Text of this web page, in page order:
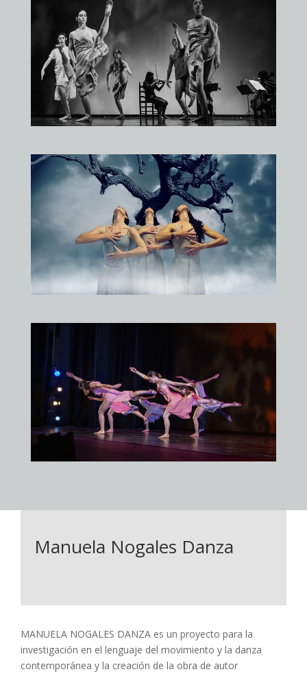
Manuela Nogales Danza
MANUELA NOGALES DANZA es un proyecto para la
investigación en el lenguaje del movimiento y la danza
contemporánea y la creación de la obra de autor